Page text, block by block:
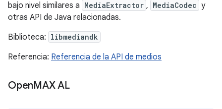
bajo nivel similares a MediaExtractor , MediaCodec y
otras API de Java relacionadas.
Biblioteca: libmediandk
Referencia: Referencia de la API de medios
OpenMAX AL